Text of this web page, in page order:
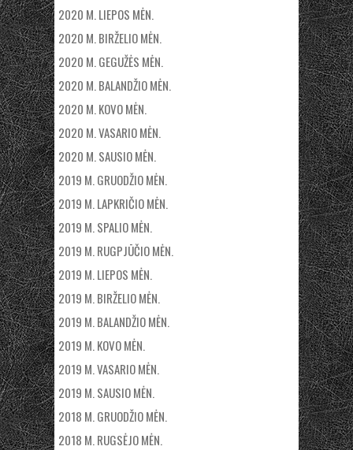
2020 M. LIEPOS MĖN.
2020 M. BIRŽELIO MĖN.
2020 M. GEGUŽĖS MĖN.
2020 M. BALANDŽIO MĖN.
2020 M. KOVO MĖN.
2020 M. VASARIO MĖN.
2020 M. SAUSIO MĖN.
2019 M. GRUODŽIO MĖN.
2019 M. LAPKRIČIO MĖN.
2019 M. SPALIO MĖN.
2019 M. RUGPJŪČIO MĖN.
2019 M. LIEPOS MĖN.
2019 M. BIRŽELIO MĖN.
2019 M. BALANDŽIO MĖN.
2019 M. KOVO MĖN.
2019 M. VASARIO MĖN.
2019 M. SAUSIO MĖN.
2018 M. GRUODŽIO MĖN.
2018 M. RUGSĖJO MĖN.